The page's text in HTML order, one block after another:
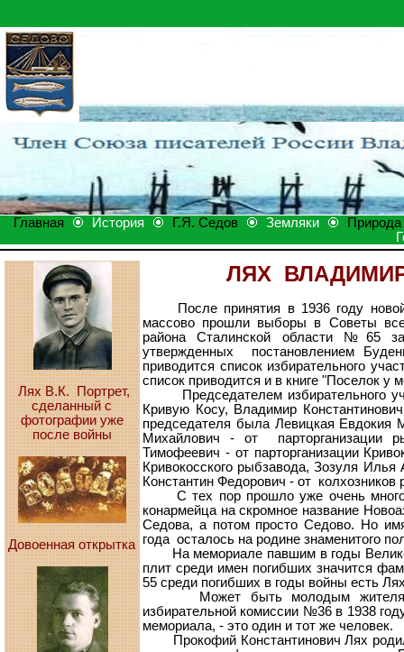
Главная История Г.Я. Седов Земляки
Природа
Лях В.К. Портрет,
сделанный с
фотографии уже
после войны
Довоенная открытка
ЛЯХ
После принятия в 1936 году
массово прошли выборы в Советы
района Сталинской области №65
утвержденных постановлением
приводится список избирательного
список приводится и в книге "Поселок
Председателем избирательного
Кривую Косу, Владимир
председателя была Левицкая Евдокия
Михайлович - от парторганизации
Тимофеевич - от парторганизации
Кривокосского рыбзавода, Зозуля
Константин Федорович - от
С тех пор прошло уже очень много
конармейца на скромное название
Седова, а потом просто Седово. Но
года осталось на родине знаменитого
На мемориале павшим в годы Великой
плит среди имен погибших значится
55 среди погибших в годы войны есть
Может быть молодым жителям
избирательной комиссии №36 в 1938
мемориала, - это один и тот же человек.
Прокофий Константинович Лях